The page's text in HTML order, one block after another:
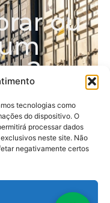
tecnologias como
do dispositivo. O
processar dados
neste site. Não
negativamente certos
ou
necessidade.
melhor se
Jurídica